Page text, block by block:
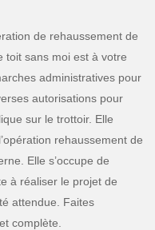
de rehaussement de
toit sans moi est à votre
administratives pour
autorisations pour
sur le trottoir. Elle
rehaussement de
Elle s’occupe de
à réaliser le projet de
attendue. Faites
complète.